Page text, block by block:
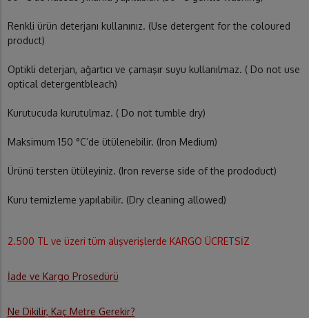
Renkli ürün deterjanı kullanınız. (Use detergent for the coloured
product)
Optikli deterjan, ağartıcı ve çamaşır suyu kullanılmaz. ( Do not use
optical detergentbleach)
Kurutucuda kurutulmaz. ( Do not tumble dry)
Maksimum 150 °C’de ütülenebilir. (Iron Medium)
Ürünü tersten ütüleyiniz. (Iron reverse side of the prododuct)
Kuru temizleme yapılabilir. (Dry cleaning allowed)
2.500 TL ve üzeri tüm alışverişlerde KARGO ÜCRETSİZ
İade ve Kargo Prosedürü
Ne Dikilir, Kaç Metre Gerekir?